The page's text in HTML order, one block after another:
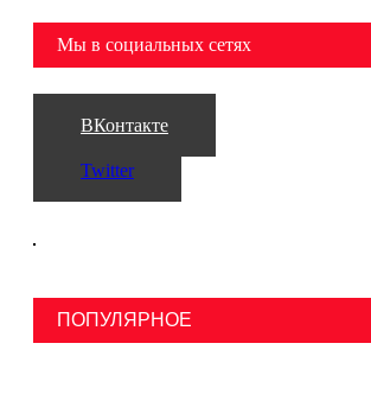
Мы в социальных сетях
ВКонтакте
Twitter
ПОПУЛЯРНОЕ